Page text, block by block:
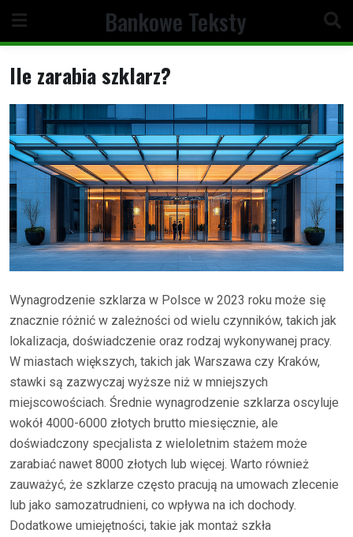
content
Bankowe Teksty
Ile zarabia szklarz?
Wynagrodzenie szklarza w Polsce w 2023 roku może się
znacznie różnić w zależności od wielu czynników, takich jak
lokalizacja, doświadczenie oraz rodzaj wykonywanej pracy.
W miastach większych, takich jak Warszawa czy Kraków,
stawki są zazwyczaj wyższe niż w mniejszych
miejscowościach. Średnie wynagrodzenie szklarza oscyluje
wokół 4000-6000 złotych brutto miesięcznie, ale
doświadczony specjalista z wieloletnim stażem może
zarabiać nawet 8000 złotych lub więcej. Warto również
zauważyć, że szklarze często pracują na umowach zlecenie
lub jako samozatrudnieni, co wpływa na ich dochody.
Dodatkowe umiejętności, takie jak montaż szkła